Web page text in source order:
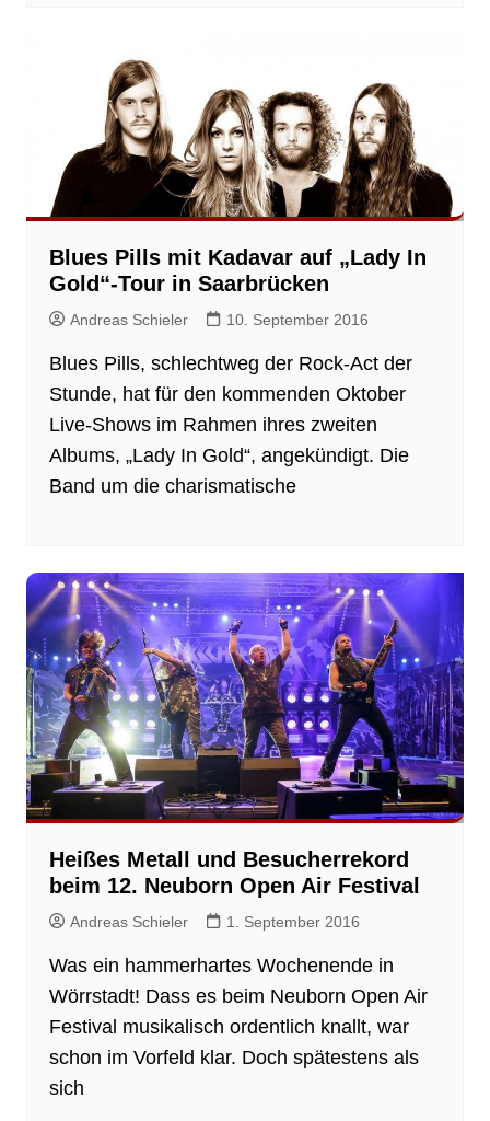
Blues Pills mit Kadavar auf „Lady In
Gold“-Tour in Saarbrücken
Andreas Schieler 10. September 2016
Blues Pills, schlechtweg der Rock-Act der
Stunde, hat für den kommenden Oktober
Live-Shows im Rahmen ihres zweiten
Albums, „Lady In Gold“, angekündigt. Die
Band um die charismatische
Heißes Metall und Besucherrekord
beim 12. Neuborn Open Air Festival
Andreas Schieler 1. September 2016
Was ein hammerhartes Wochenende in
Wörrstadt! Dass es beim Neuborn Open Air
Festival musikalisch ordentlich knallt, war
schon im Vorfeld klar. Doch spätestens als
sich